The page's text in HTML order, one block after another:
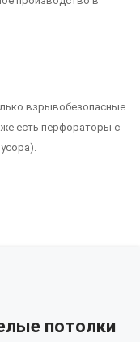
взрывобезопасные
есть перфораторы с
потолки